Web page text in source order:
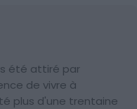
été attiré par
de vivre à
plus d'une trentaine